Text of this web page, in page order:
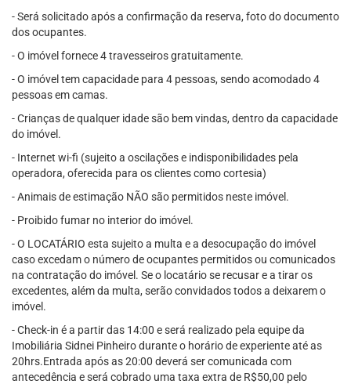
- Será solicitado após a confirmação da reserva, foto do documento
dos ocupantes.
- O imóvel fornece 4 travesseiros gratuitamente.
- O imóvel tem capacidade para 4 pessoas, sendo acomodado 4
pessoas em camas.
- Crianças de qualquer idade são bem vindas, dentro da capacidade
do imóvel.
- Internet wi-fi (sujeito a oscilações e indisponibilidades pela
operadora, oferecida para os clientes como cortesia)
- Animais de estimação NÃO são permitidos neste imóvel.
- Proibido fumar no interior do imóvel.
- O LOCATÁRIO esta sujeito a multa e a desocupação do imóvel
caso excedam o número de ocupantes permitidos ou comunicados
na contratação do imóvel. Se o locatário se recusar e a tirar os
excedentes, além da multa, serão convidados todos a deixarem o
imóvel.
- Check-in é a partir das 14:00 e será realizado pela equipe da
Imobiliária Sidnei Pinheiro durante o horário de experiente até as
20hrs.Entrada após as 20:00 deverá ser comunicada com
antecedência e será cobrado uma taxa extra de R$50,00 pelo